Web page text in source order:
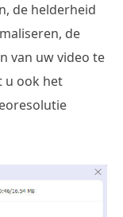
de helderheid
de
van uw video te
u ook het